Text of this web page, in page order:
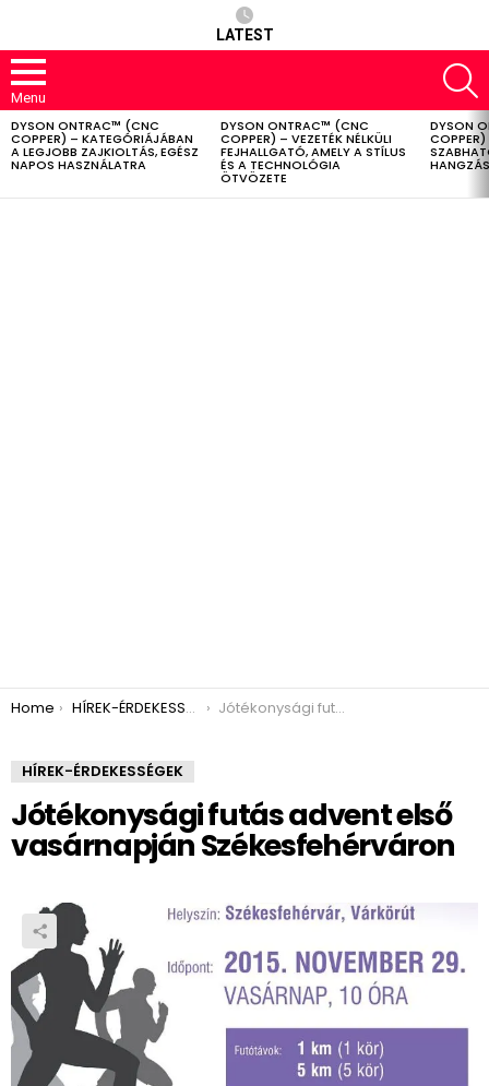
LATEST
Menu
LATEST
STORIES
DYSON ONTRAC™ (CNC
COPPER) – KATEGÓRIÁJÁBAN
A LEGJOBB ZAJKIOLTÁS, EGÉSZ
NAPOS HASZNÁLATRA
DYSON ONTRAC™ (CNC
COPPER) – VEZETÉK NÉLKÜLI
FEJHALLGATÓ, AMELY A STÍLUS
ÉS A TECHNOLÓGIA
ÖTVÖZETE
DYSON
COPPER)
You are here:
Home HÍREK-ÉRDEKESSÉGEK Jótékonysági futás advent első vasárnapján Székesfehérváron
HÍREK-ÉRDEKESSÉGEK
Jótékonysági futás advent első
vasárnapján Székesfehérváron